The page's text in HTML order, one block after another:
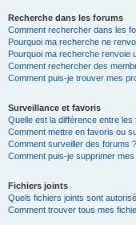
Recherche dans les forums
Comment rechercher dans les
Pourquoi ma recherche ne
Pourquoi ma recherche renvoie
Comment rechercher des
Comment puis-je trouver mes
Surveillance et favoris
Quelle est la différence entre
Comment mettre en favoris ou
Comment surveiller des forums ?
Comment puis-je supprimer
Fichiers joints
Quels fichiers joints sont
Comment trouver tous mes